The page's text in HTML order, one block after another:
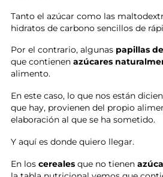
Tanto el azúcar como las
hidratos de carbono sencillos de
Por el contrario, algunas papillas
que contienen azúcares
alimento.
En este caso, lo que nos están
que hay, provienen del propio
elaboración al que se ha sometido.
Y aquí es donde quiero llegar.
En los cerealesque no tienen